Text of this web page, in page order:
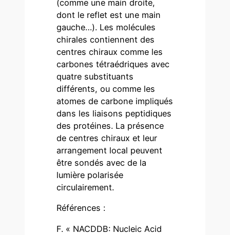
(comme une main droite,
dont le reflet est une main
gauche…). Les molécules
chirales contiennent des
centres chiraux comme les
carbones tétraédriques avec
quatre substituants
différents, ou comme les
atomes de carbone impliqués
dans les liaisons peptidiques
des protéines. La présence
de centres chiraux et leur
arrangement local peuvent
être sondés avec de la
lumière polarisée
circulairement.
Références :
F. « NACDDB: Nucleic Acid